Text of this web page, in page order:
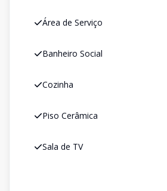
Área de Serviço
Banheiro Social
Cozinha
Piso Cerâmica
Sala de TV